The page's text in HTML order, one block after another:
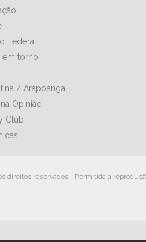
Federal
em torno
/ Arapoanga
Opinião
Club
direitos reservados - Permitida a